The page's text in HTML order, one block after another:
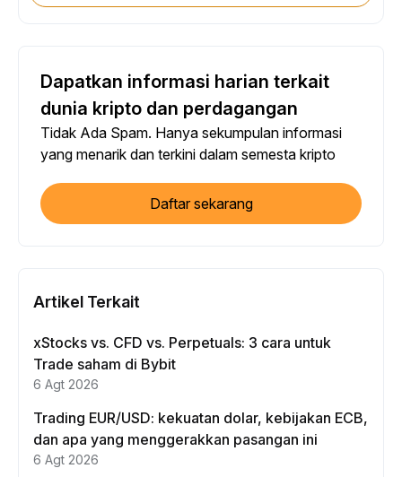
Dapatkan informasi harian terkait
dunia kripto dan perdagangan
Tidak Ada Spam. Hanya sekumpulan informasi
yang menarik dan terkini dalam semesta kripto
Daftar sekarang
Artikel Terkait
xStocks vs. CFD vs. Perpetuals: 3 cara untuk
Trade saham di Bybit
6 Agt 2026
Trading EUR/USD: kekuatan dolar, kebijakan ECB,
dan apa yang menggerakkan pasangan ini
6 Agt 2026